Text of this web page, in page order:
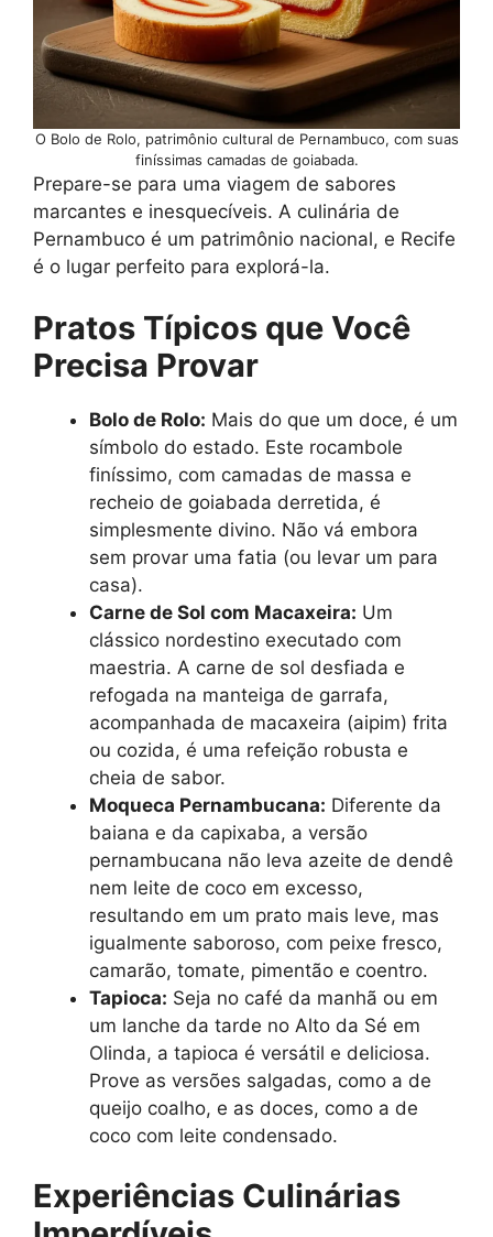
O Bolo de Rolo, patrimônio cultural de Pernambuco, com suas
finíssimas camadas de goiabada.
Prepare-se para uma viagem de sabores
marcantes e inesquecíveis. A culinária de
Pernambuco é um patrimônio nacional, e Recife
é o lugar perfeito para explorá-la.
Pratos Típicos que Você
Precisa Provar
Bolo de Rolo: Mais do que um doce, é um
símbolo do estado. Este rocambole
finíssimo, com camadas de massa e
recheio de goiabada derretida, é
simplesmente divino. Não vá embora
sem provar uma fatia (ou levar um para
casa).
Carne de Sol com Macaxeira: Um
clássico nordestino executado com
maestria. A carne de sol desfiada e
refogada na manteiga de garrafa,
acompanhada de macaxeira (aipim) frita
ou cozida, é uma refeição robusta e
cheia de sabor.
Moqueca Pernambucana: Diferente da
baiana e da capixaba, a versão
pernambucana não leva azeite de dendê
nem leite de coco em excesso,
resultando em um prato mais leve, mas
igualmente saboroso, com peixe fresco,
camarão, tomate, pimentão e coentro.
Tapioca: Seja no café da manhã ou em
um lanche da tarde no Alto da Sé em
Olinda, a tapioca é versátil e deliciosa.
Prove as versões salgadas, como a de
queijo coalho, e as doces, como a de
coco com leite condensado.
Experiências Culinárias